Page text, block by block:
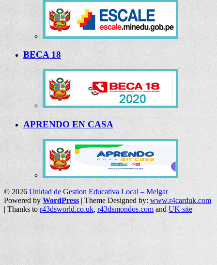
BECA 18
APRENDO EN CASA
© 2026Unidad de Gestion Educativa Local – Melgar
Powered byWordPress| Theme Designed by: www.r4carduk.com
| Thanks tor43dsworld.co.uk,r43dsmondos.com and UK site